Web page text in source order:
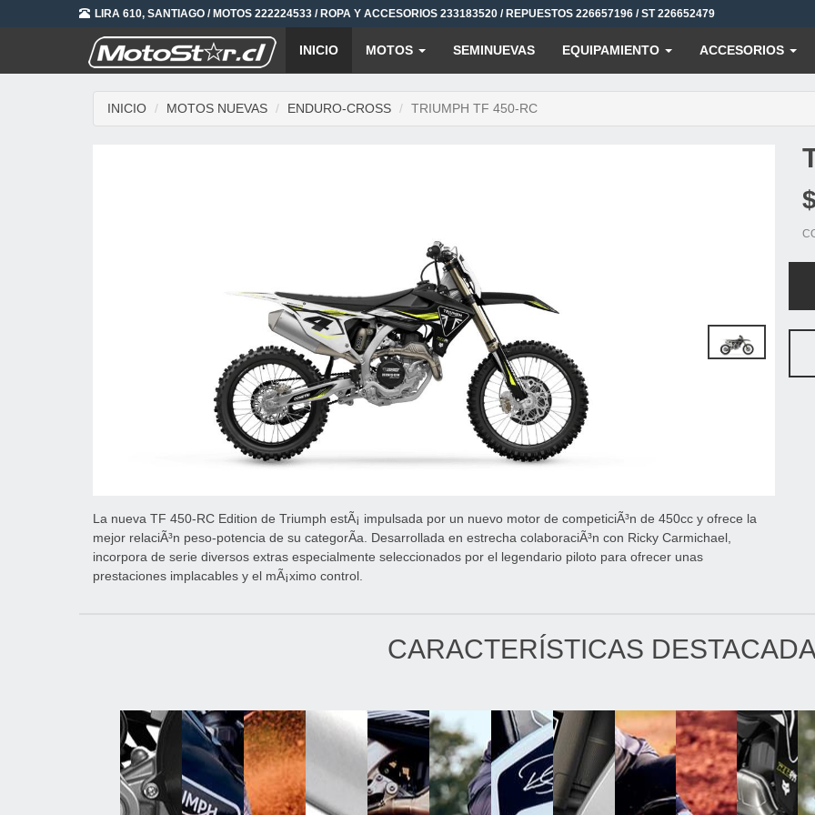
LIRA 610, SANTIAGO / MOTOS 222224533 / ROPA Y ACCESORIOS 233183520 / REPUESTOS 226657196 / ST 226652479
INICIO MOTOS SEMINUEVAS EQUIPAMIENTO ACCESORIOS
INICIO MOTOS NUEVAS ENDURO-CROSS TRIUMPH TF 450-RC
La nueva TF 450-RC Edition de Triumph estÃ¡ impulsada por un nuevo motor de competiciÃ³n de 450cc y ofrece la
mejor relaciÃ³n peso-potencia de su categorÃ­a. Desarrollada en estrecha colaboraciÃ³n con Ricky Carmichael,
incorpora de serie diversos extras especialmente seleccionados por el legendario piloto para ofrecer unas
prestaciones implacables y el mÃ¡ximo control.
CARACTERÍSTICAS